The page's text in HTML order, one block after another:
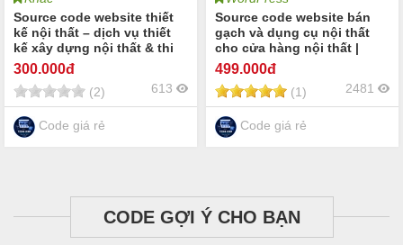
Source code website thiết
kế nội thất – dịch vụ thiết
kế xây dựng nội thất & thi
công nội thất nhà cửa villa
biệt thự khách sạn nhà nghĩ
trọn gói chuyên nghiệp
300.000đ
(2) 613
Code giá rẻ
Source code website bán
gạch và dụng cụ nội thất
cho cửa hàng nội thất |
Theme wordpress
showroom nội thất đại lý
nội thất vật liệu nội thất và
trang trí nội thất công trình
xây dựng
499.000đ
(1) 2481
Code giá rẻ
CODE GỢI Ý CHO BẠN